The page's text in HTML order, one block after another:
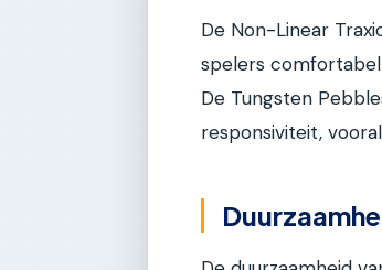
De Non-Linear
spelers
De Tungsten
responsiviteit,